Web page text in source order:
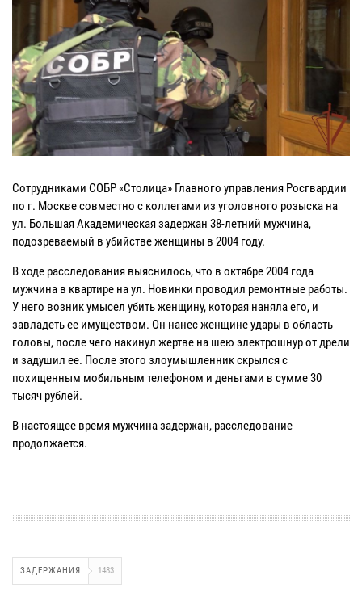
Сотрудниками СОБР «Столица» Главного управления Росгвардии
по г. Москве совместно с коллегами из уголовного розыска на
ул. Большая Академическая задержан 38-летний мужчина,
подозреваемый в убийстве женщины в 2004 году.
В ходе расследования выяснилось, что в октябре 2004 года
мужчина в квартире на ул. Новинки проводил ремонтные работы.
У него возник умысел убить женщину, которая наняла его, и
завладеть ее имуществом. Он нанес женщине удары в область
головы, после чего накинул жертве на шею электрошнур от дрели
и задушил ее. После этого злоумышленник скрылся с
похищенным мобильным телефоном и деньгами в сумме 30
тысяч рублей.
В настоящее время мужчина задержан, расследование
продолжается.
ЗАДЕРЖАНИЯ 1483